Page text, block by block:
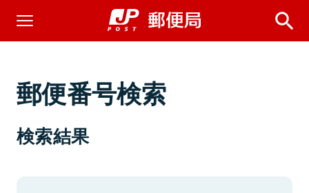
郵便番号検索
検索結果